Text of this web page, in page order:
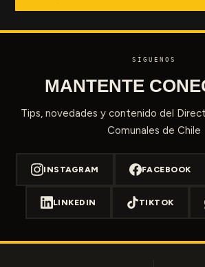
SÍGUENOS
MANTENTE
Tips, novedades y contenido del
Comunales de Chile
INSTAGRAM FACEBOOK
LINKEDIN TIKTOK